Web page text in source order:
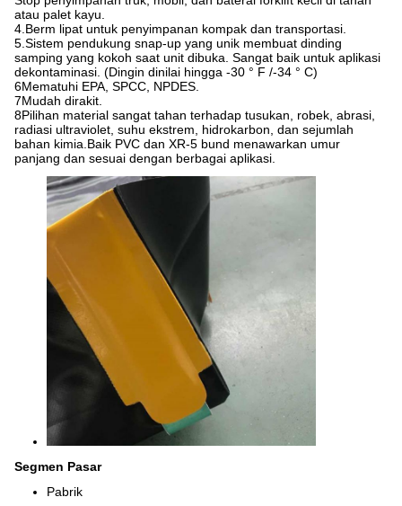
atau palet kayu.
4.Berm lipat untuk penyimpanan kompak dan transportasi.
5.Sistem pendukung snap-up yang unik membuat dinding
samping yang kokoh saat unit dibuka. Sangat baik untuk aplikasi
dekontaminasi. (Dingin dinilai hingga -30 ° F /-34 ° C)
6Mematuhi EPA, SPCC, NPDES.
7Mudah dirakit.
8Pilihan material sangat tahan terhadap tusukan, robek, abrasi,
radiasi ultraviolet, suhu ekstrem, hidrokarbon, dan sejumlah
bahan kimia.Baik PVC dan XR-5 bund menawarkan umur
panjang dan sesuai dengan berbagai aplikasi.
Segmen Pasar
Pabrik